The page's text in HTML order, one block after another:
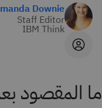
Downie
Staff Editor
IBM Think
ما المقصود